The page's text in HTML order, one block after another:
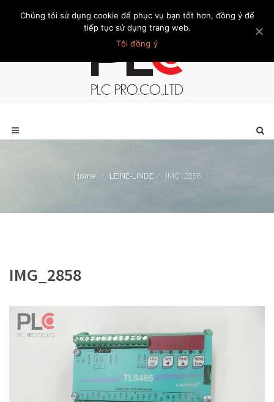
Trang chủ Giới thiệu Khách hàng Liên hệ Thành viên
Home / LEINE-LINDE / IMG_2858
IMG_2858
Chúng tôi sử dụng cookie để phục vụ bạn tốt hơn, đồng ý để
tiếp tục sử dụng trang web.
Tôi đồng ý